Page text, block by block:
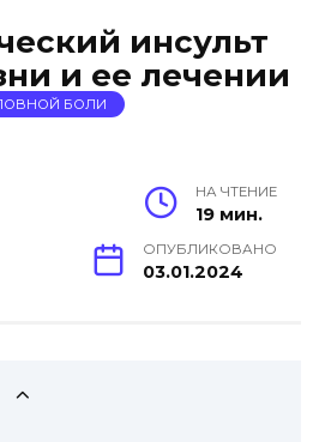
инсульт
и ее лечении
БОЛИ
НА ЧТЕНИЕ
19 мин.
ОПУБЛИКОВАНО
03.01.2024